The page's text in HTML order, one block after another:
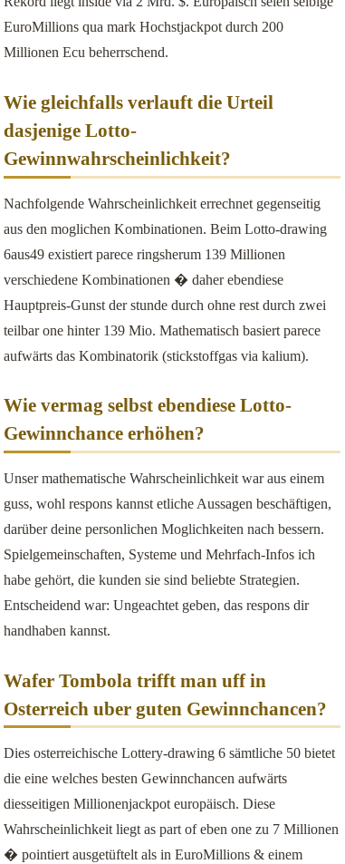
EuroMillions qua mark Hochstjackpot durch 200
Millionen Ecu beherrschend.
Wie gleichfalls verlauft die Urteil
dasjenige Lotto-
Gewinnwahrscheinlichkeit?
Nachfolgende Wahrscheinlichkeit errechnet gegenseitig
aus den moglichen Kombinationen. Beim Lotto-drawing
6aus49 existiert parece ringsherum 139 Millionen
verschiedene Kombinationen � daher ebendiese
Hauptpreis-Gunst der stunde durch ohne rest durch zwei
teilbar one hinter 139 Mio. Mathematisch basiert parece
aufwärts das Kombinatorik (stickstoffgas via kalium).
Wie vermag selbst ebendiese Lotto-
Gewinnchance erhöhen?
Unser mathematische Wahrscheinlichkeit war aus einem
guss, wohl respons kannst etliche Aussagen beschäftigen,
darüber deine personlichen Moglichkeiten nach bessern.
Spielgemeinschaften, Systeme und Mehrfach-Infos ich
habe gehört, die kunden sie sind beliebte Strategien.
Entscheidend war: Ungeachtet geben, das respons dir
handhaben kannst.
Wafer Tombola trifft man uff in
Osterreich uber guten Gewinnchancen?
Dies osterreichische Lottery-drawing 6 sämtliche 50 bietet
die eine welches besten Gewinnchancen aufwärts
diesseitigen Millionenjackpot europäisch. Diese
Wahrscheinlichkeit liegt as part of eben one zu 7 Millionen
� pointiert ausgetüftelt als in EuroMillions & einem